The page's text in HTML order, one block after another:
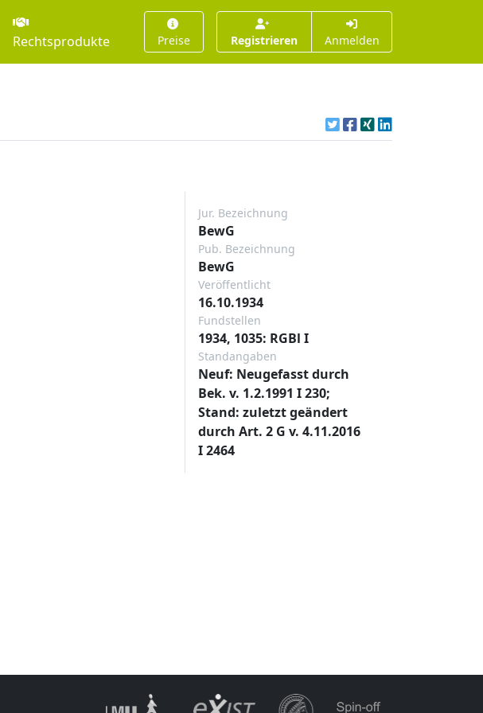
Rechtsprodukte Preise Registrieren Anmelden
Jur. Bezeichnung
BewG
Pub. Bezeichnung
BewG
Veröffentlicht
16.10.1934
Fundstellen
1934, 1035: RGBl I
Standangaben
Neuf: Neugefasst durch
Bek. v. 1.2.1991 I 230;
Stand: zuletzt geändert
durch Art. 2 G v. 4.11.2016
I 2464